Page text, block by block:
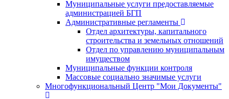
Муниципальные услуги предоставляемые
администрацией БГП
Административные регламенты
Отдел архитектуры, капитального
строительства и земельных отношений
Отдел по управлению муниципальным
имуществом
Муниципальные функции контроля
Массовые социально значимые услуги
Многофункциональный Центр "Мои Документы"